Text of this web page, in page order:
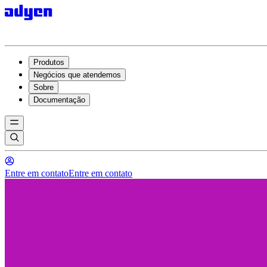
Produtos
Negócios que atendemos
Sobre
Documentação
Entre em contatoEntre em contato